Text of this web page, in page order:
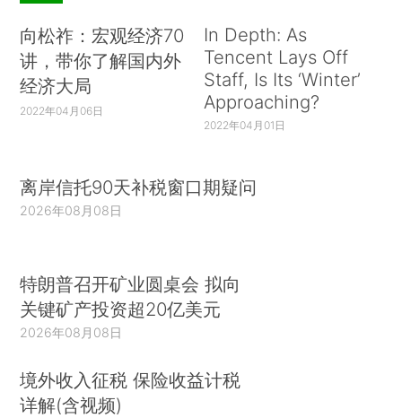
向松祚：宏观经济70
讲，带你了解国内外
经济大局
2022年04月06日
In Depth: As
Tencent Lays Off
Staff, Is Its ‘Winter’
Approaching?
2022年04月01日
离岸信托90天补税窗口期疑问
2026年08月08日
特朗普召开矿业圆桌会 拟向
关键矿产投资超20亿美元
2026年08月08日
境外收入征税 保险收益计税
详解(含视频)